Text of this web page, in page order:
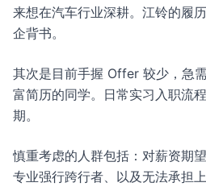
来想在汽车行业深耕。江铃的履
企背书。
其次是目前手握 Offer 较少，急
富简历的同学。日常实习入职流
期。
慎重考虑的人群包括：对薪资期
专业强行跨行者、以及无法承担